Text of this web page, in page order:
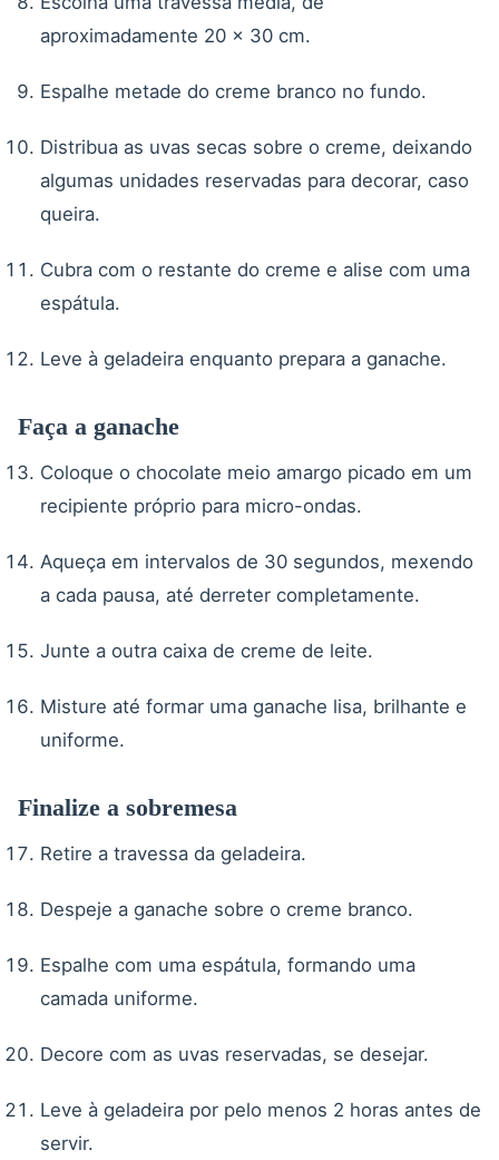
aproximadamente 20 x 30 cm.
Espalhe metade do creme branco no fundo.
Distribua as uvas secas sobre o creme, deixando
algumas unidades reservadas para decorar, caso
queira.
Cubra com o restante do creme e alise com uma
espátula.
Leve à geladeira enquanto prepara a ganache.
Faça a ganache
Coloque o chocolate meio amargo picado em um
recipiente próprio para micro-ondas.
Aqueça em intervalos de 30 segundos, mexendo
a cada pausa, até derreter completamente.
Junte a outra caixa de creme de leite.
Misture até formar uma ganache lisa, brilhante e
uniforme.
Finalize a sobremesa
Retire a travessa da geladeira.
Despeje a ganache sobre o creme branco.
Espalhe com uma espátula, formando uma
camada uniforme.
Decore com as uvas reservadas, se desejar.
Leve à geladeira por pelo menos 2 horas antes de
servir.